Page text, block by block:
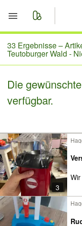
Start
Merkliste
Nachrichten
33 Ergebnisse –
Teutoburger Wald -
Die
verfügbar.
3